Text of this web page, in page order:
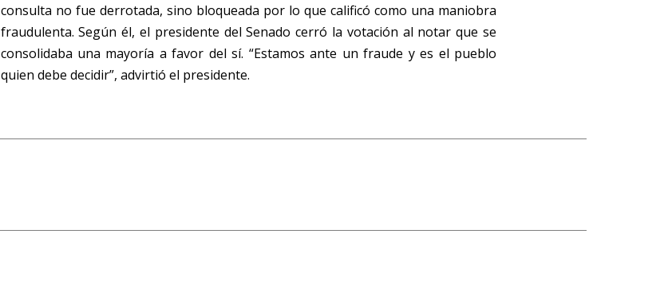
consulta no fue derrotada, sino bloqueada por lo que calificó como una maniobra
fraudulenta. Según él, el presidente del Senado cerró la votación al notar que se
consolidaba una mayoría a favor del sí. “Estamos ante un fraude y es el pueblo
quien debe decidir”, advirtió el presidente.